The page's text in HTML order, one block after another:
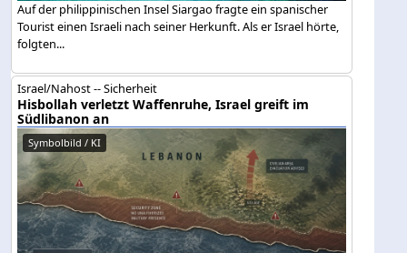
Auf der philippinischen Insel Siargao fragte ein spanischer
Tourist einen Israeli nach seiner Herkunft. Als er Israel hörte,
folgten...
Israel/Nahost -- Sicherheit
Hisbollah verletzt Waffenruhe, Israel greift im
Südlibanon an
Symbolbild / KI